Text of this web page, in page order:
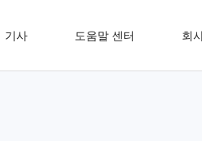
기사 도움말 센터 회